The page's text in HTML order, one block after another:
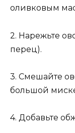
оливковым
2. Нарежьте
перец).
3. Смешайте
большой
4. Добавьте